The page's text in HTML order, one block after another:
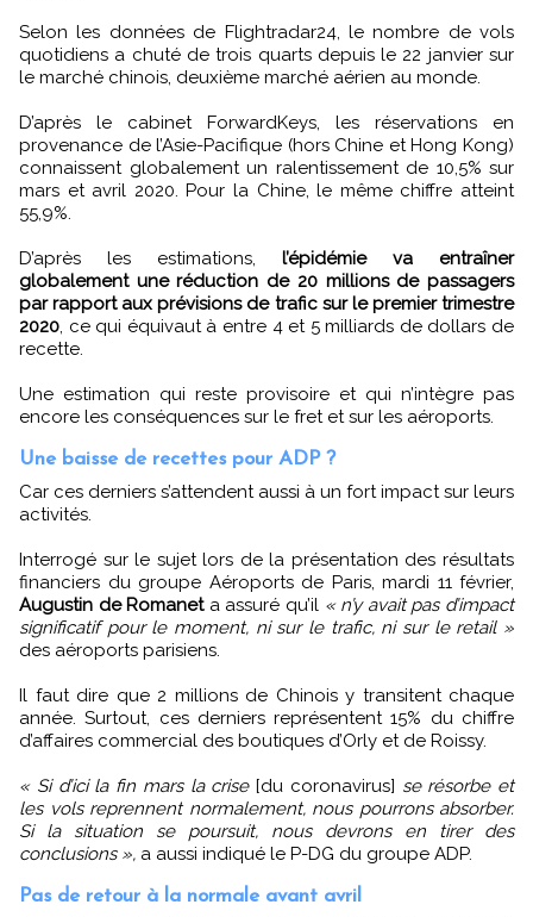
Selon les données de Flightradar24, le nombre de vols
quotidiens a chuté de trois quarts depuis le 22 janvier sur
le marché chinois, deuxième marché aérien au monde.
D’après le cabinet ForwardKeys, les réservations en
provenance de l’Asie-Pacifique (hors Chine et Hong Kong)
connaissent globalement un ralentissement de 10,5% sur
mars et avril 2020. Pour la Chine, le même chiffre atteint
55,9%.
D’après les estimations, l’épidémie va entraîner
globalement une réduction de 20 millions de passagers
par rapport aux prévisions de trafic sur le premier trimestre
2020, ce qui équivaut à entre 4 et 5 milliards de dollars de
recette.
Une estimation qui reste provisoire et qui n’intègre pas
encore les conséquences sur le fret et sur les aéroports.
Une baisse de recettes pour ADP ?
Car ces derniers s’attendent aussi à un fort impact sur leurs
activités.
Interrogé sur le sujet lors de la présentation des résultats
financiers du groupe Aéroports de Paris, mardi 11 février,
Augustin de Romaneta assuré qu’il « n’y avait pas d’impact
significatif pour le moment, ni sur le trafic, ni sur le retail »
des aéroports parisiens.
Il faut dire que 2 millions de Chinois y transitent chaque
année. Surtout, ces derniers représentent 15% du chiffre
d’affaires commercial des boutiques d’Orly et de Roissy.
« Si d’ici la fin mars la crise[du coronavirus] se résorbe et
les vols reprennent normalement, nous pourrons absorber.
Si la situation se poursuit, nous devrons en tirer des
conclusions », a aussi indiqué le P-DG du groupe ADP.
Pas de retour à la normale avant avril